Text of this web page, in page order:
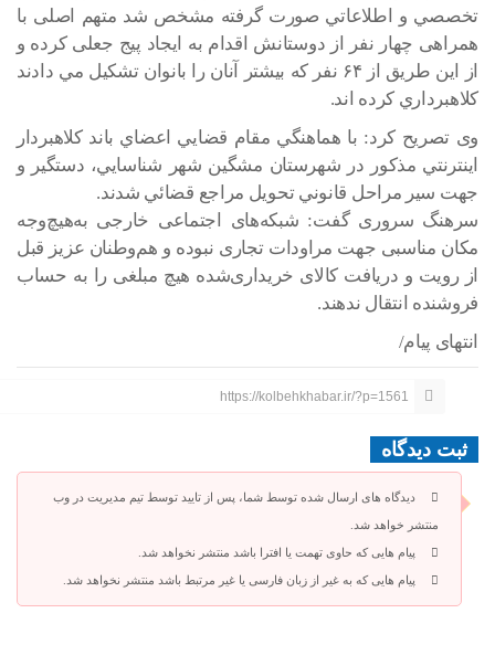
تخصصي و اطلاعاتي صورت گرفته مشخص شد متهم اصلی با
همراهی چهار نفر از دوستانش اقدام به ایجاد پیج جعلی کرده و
از اين طريق از ۶۴ نفر که بيشتر آنان را بانوان تشکیل مي دادند
كلاهبرداري کرده اند.
وی تصریح کرد: با هماهنگي مقام قضايي اعضاي باند کلاهبردار
اينترنتي مذكور در شهرستان مشگين شهر شناسايي، دستگير و
جهت سير مراحل قانوني تحويل مراجع قضائي شدند.
سرهنگ سروری گفت: شبکه‌های اجتماعی خارجی به‌هیچ‌وجه
مکان مناسبی جهت مراودات تجاری نبوده و هم‌وطنان عزیز قبل
از رويت و دریافت کالای خریداری‌شده هیچ مبلغی را به حساب
فروشنده انتقال ندهند.
انتهای پیام/
https://kolbehkhabar.ir/?p=1561
ثبت دیدگاه
دیدگاه های ارسال شده توسط شما، پس از تایید توسط تیم مدیریت در وب
منتشر خواهد شد.
پیام هایی که حاوی تهمت یا افترا باشد منتشر نخواهد شد.
پیام هایی که به غیر از زبان فارسی یا غیر مرتبط باشد منتشر نخواهد شد.